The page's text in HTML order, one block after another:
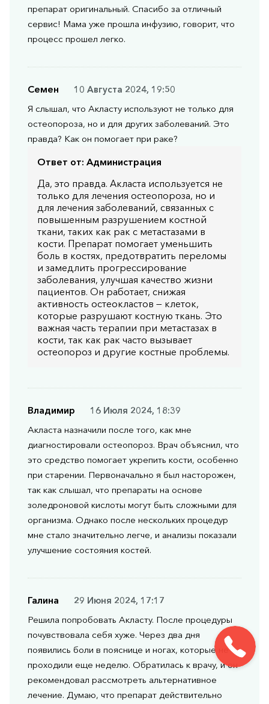
препарат оригинальный. Спасибо за отличный
сервис! Мама уже прошла инфузию, говорит, что
процесс прошел легко.
Семен
10 Августа 2024, 19:50
Я слышал, что Акласту используют не только для
остеопороза, но и для других заболеваний. Это
правда? Как он помогает при раке?
Ответ от: Администрация
Да, это правда. Акласта используется не
только для лечения остеопороза, но и
для лечения заболеваний, связанных с
повышенным разрушением костной
ткани, таких как рак с метастазами в
кости. Препарат помогает уменьшить
боль в костях, предотвратить переломы
и замедлить прогрессирование
заболевания, улучшая качество жизни
пациентов. Он работает, снижая
активность остеокластов — клеток,
которые разрушают костную ткань. Это
важная часть терапии при метастазах в
кости, так как рак часто вызывает
остеопороз и другие костные проблемы.
Владимир
16 Июля 2024, 18:39
Акласта назначили после того, как мне
диагностировали остеопороз. Врач объяснил, что
это средство помогает укрепить кости, особенно
при старении. Первоначально я был насторожен,
так как слышал, что препараты на основе
золедроновой кислоты могут быть сложными для
организма. Однако после нескольких процедур
мне стало значительно легче, и анализы показали
улучшение состояния костей.
Галина
29 Июня 2024, 17:17
Решила попробовать Акласту. После процедуры
почувствовала себя хуже. Через два дня
появились боли в пояснице и ногах, которые не
проходили еще неделю. Обратилась к врачу, и он
рекомендовал рассмотреть альтернативное
лечение. Думаю, что препарат действительно